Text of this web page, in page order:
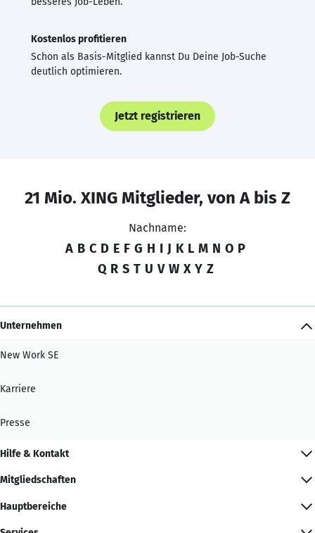
Kostenlos profitieren
Schon als Basis-Mitglied kannst Du Deine Job-Suche
deutlich optimieren.
Jetzt registrieren
21 Mio. XING Mitglieder, von A bis Z
Nachname:
A B C D E F G H I J K L M N O P
Q R S T U V W X Y Z
Unternehmen
New Work SE
Karriere
Presse
Hilfe & Kontakt
Mitgliedschaften
Hauptbereiche